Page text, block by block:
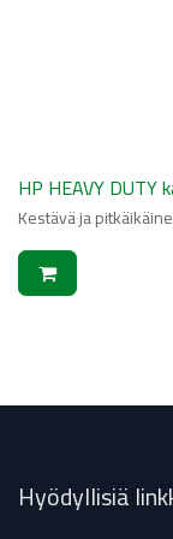
HP HEAVY
Kestävä ja
Hyödyllisiä